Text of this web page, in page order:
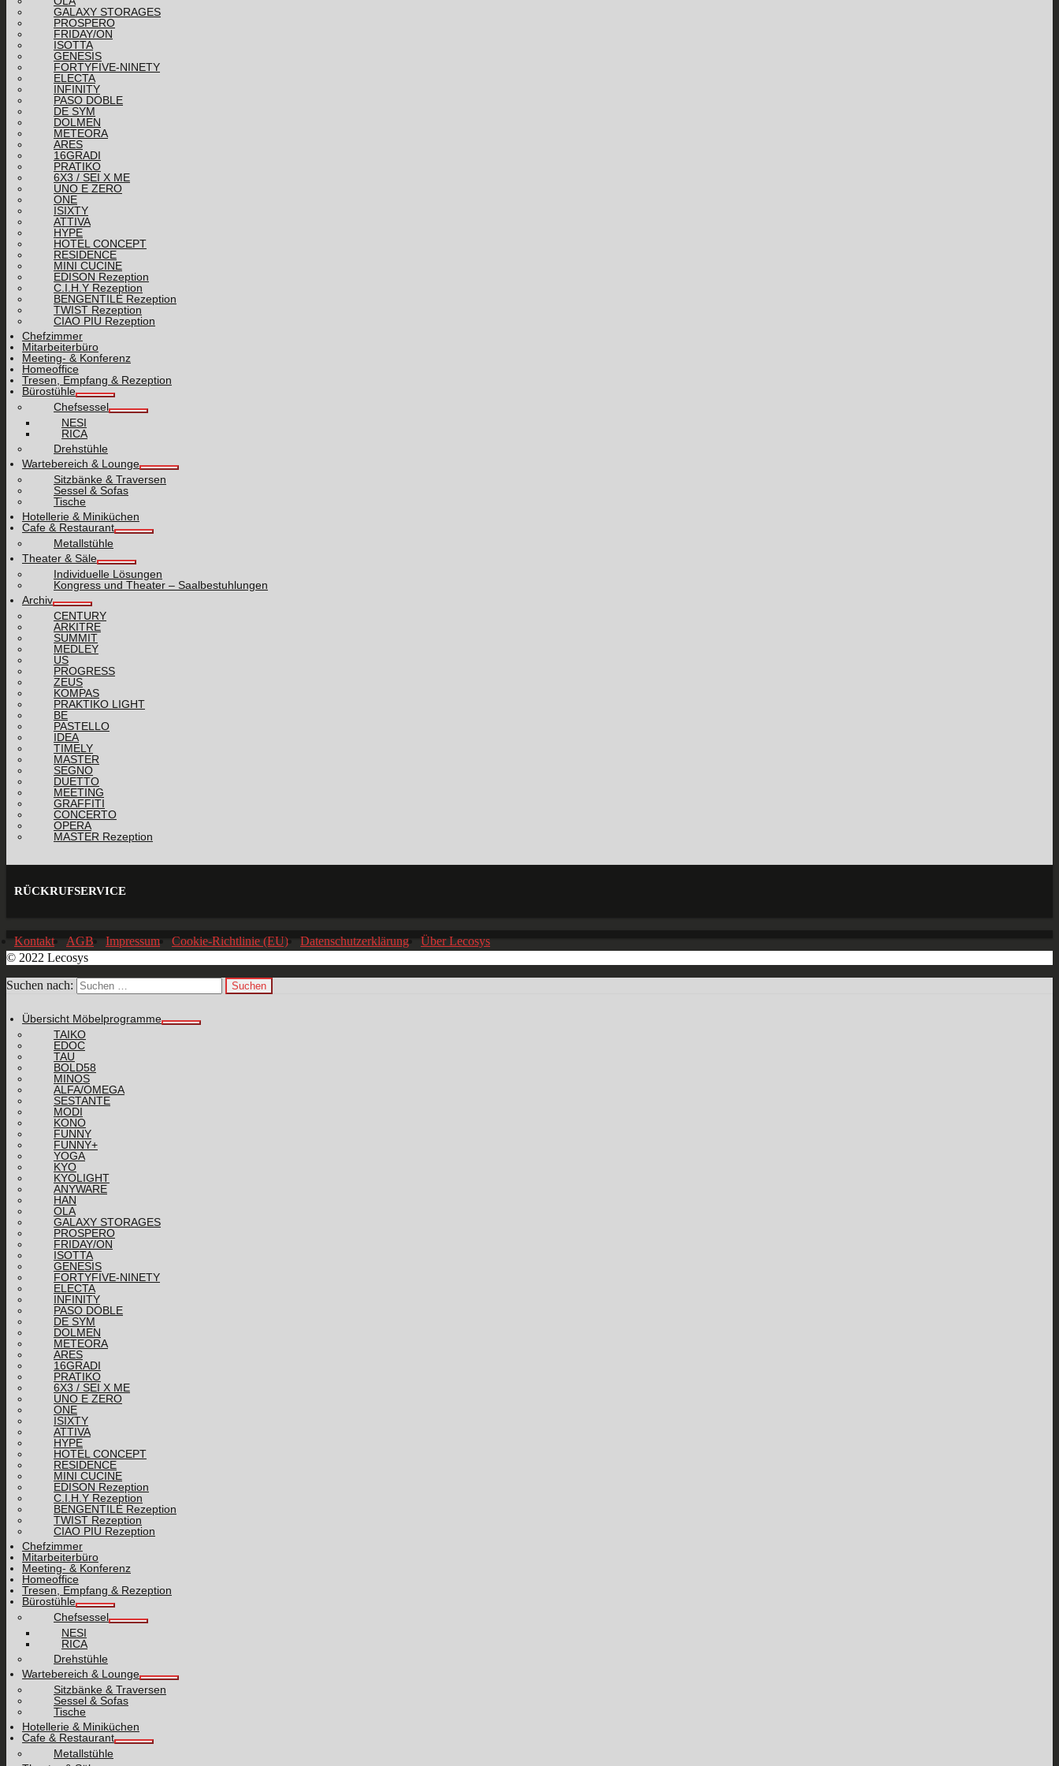
GALAXY STORAGES
PROSPERO
FRIDAY/ON
ISOTTA
GENESIS
FORTYFIVE-NINETY
ELECTA
INFINITY
PASO DOBLE
DE SYM
DOLMEN
METEORA
ARES
16GRADI
PRATIKO
6X3 / SEI X ME
UNO E ZERO
ONE
ISIXTY
ATTIVA
HYPE
HOTEL CONCEPT
RESIDENCE
MINI CUCINE
EDISON Rezeption
C.I.H.Y Rezeption
BENGENTILE Rezeption
TWIST Rezeption
CIAO PIÙ Rezeption
Chefzimmer
Mitarbeiterbüro
Meeting- & Konferenz
Homeoffice
Tresen, Empfang & Rezeption
Bürostühle
Chefsessel
NESI
RICA
Drehstühle
Wartebereich & Lounge
Sitzbänke & Traversen
Sessel & Sofas
Tische
Hotellerie & Miniküchen
Cafe & Restaurant
Metallstühle
Theater & Säle
Individuelle Lösungen
Kongress und Theater – Saalbestuhlungen
Archiv
CENTURY
ARKITRE
SUMMIT
MEDLEY
US
PROGRESS
ZEUS
KOMPAS
PRAKTIKO LIGHT
BE
PASTELLO
IDEA
TIMELY
MASTER
SEGNO
DUETTO
MEETING
GRAFFITI
CONCERTO
OPERA
MASTER Rezeption
RÜCKRUFSERVICE
Kontakt AGB Impressum Cookie-Richtlinie (EU) Datenschutzerklärung
Über Lecosys
© 2022 Lecosys
Suchen nach:
Übersicht Möbelprogramme
TAIKO
EDOC
TAU
BOLD58
MINOS
ALFA/OMEGA
SESTANTE
MODI
KONO
FUNNY
FUNNY+
YOGA
KYO
KYOLIGHT
ANYWARE
HAN
OLA
GALAXY STORAGES
PROSPERO
FRIDAY/ON
ISOTTA
GENESIS
FORTYFIVE-NINETY
ELECTA
INFINITY
PASO DOBLE
DE SYM
DOLMEN
METEORA
ARES
16GRADI
PRATIKO
6X3 / SEI X ME
UNO E ZERO
ONE
ISIXTY
ATTIVA
HYPE
HOTEL CONCEPT
RESIDENCE
MINI CUCINE
EDISON Rezeption
C.I.H.Y Rezeption
BENGENTILE Rezeption
TWIST Rezeption
CIAO PIÙ Rezeption
Chefzimmer
Mitarbeiterbüro
Meeting- & Konferenz
Homeoffice
Tresen, Empfang & Rezeption
Bürostühle
Chefsessel
NESI
RICA
Drehstühle
Wartebereich & Lounge
Sitzbänke & Traversen
Sessel & Sofas
Tische
Hotellerie & Miniküchen
Cafe & Restaurant
Metallstühle